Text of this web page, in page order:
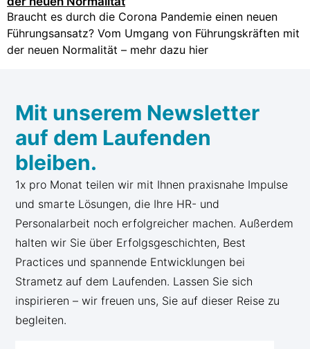
Braucht es durch die Corona Pandemie einen neuen
Führungsansatz? Vom Umgang von Führungskräften mit
der neuen Normalität – mehr dazu hier
Mit unserem Newsletter
auf dem Laufenden
bleiben.
1x pro Monat teilen wir mit Ihnen praxisnahe Impulse
und smarte Lösungen, die Ihre HR- und
Personalarbeit noch erfolgreicher machen. Außerdem
halten wir Sie über Erfolgsgeschichten, Best
Practices und spannende Entwicklungen bei
Strametz auf dem Laufenden. Lassen Sie sich
inspirieren – wir freuen uns, Sie auf dieser Reise zu
begleiten.